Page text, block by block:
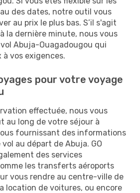
des dates, notre outil vous
au prix le plus bas. S’il s'agit
la dernière minute, nous vous
Abuja-Ouagadougou qui
à vos exigences.
pour votre voyage
effectuée, nous vous
au long de votre séjour à
fournissant des informations
au départ de Abuja. GO
des services
les transferts aéroports
vous rendre au centre-ville de
location de voitures, ou encore